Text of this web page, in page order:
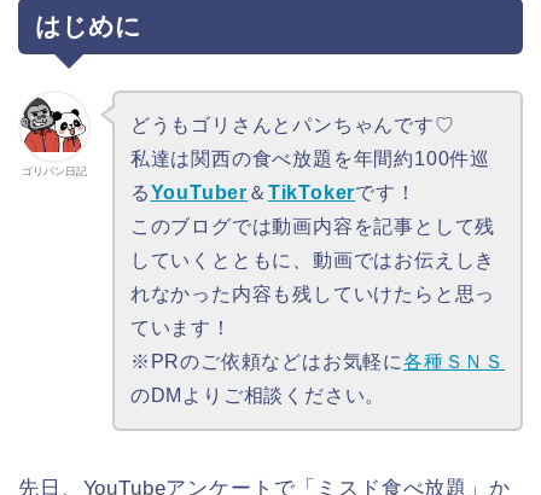
はじめに
ゴリパン日記
どうもゴリさんとパンちゃんです♡
私達は関西の食べ放題を年間約100件巡
るYouTuber ＆ TikTokerです！
このブログでは動画内容を記事として残
していくとともに、動画ではお伝えしき
れなかった内容も残していけたらと思っ
ています！
※PRのご依頼などはお気軽に各種ＳＮＳ
のDMよりご相談ください。
先日、YouTubeアンケートで「ミスド食べ放題」か